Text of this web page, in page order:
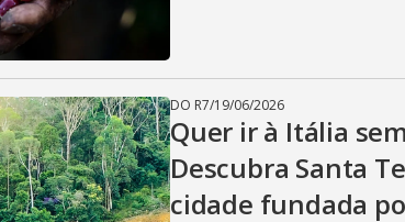
DO R7/19/06/2026
Quer ir à Itália
Descubra Santa
cidade fundada